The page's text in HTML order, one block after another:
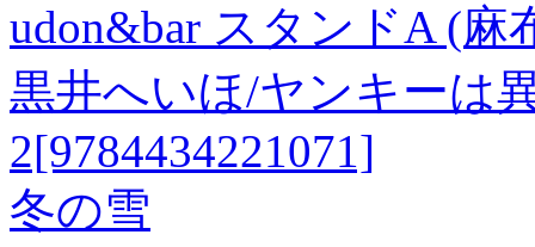
udon&bar スタンドA (麻
黒井へいほ/ヤンキーは
2[9784434221071]
冬の雪